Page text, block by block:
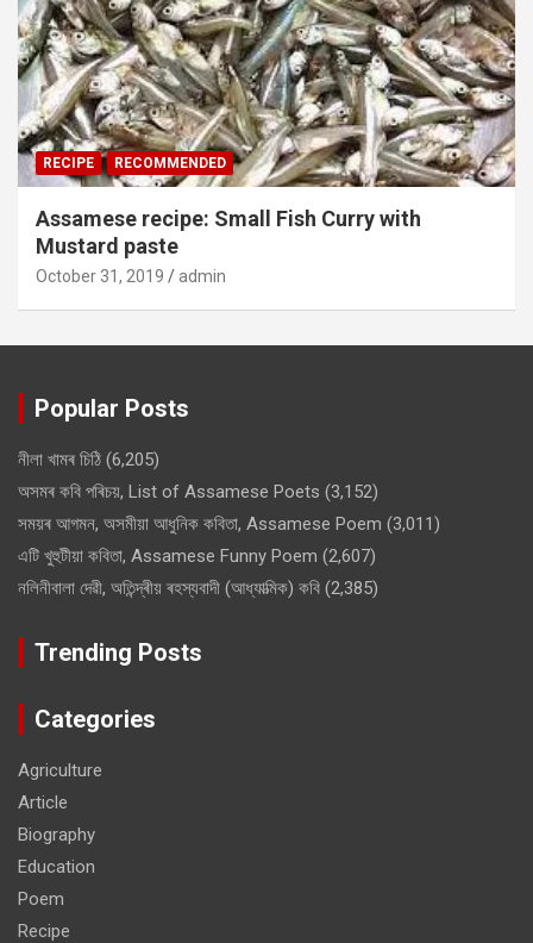
RECIPE RECOMMENDED
Assamese recipe: Small Fish Curry with
Mustard paste
October 31, 2019 admin
Popular Posts
নীলা খামৰ চিঠি (6,205)
অসমৰ কবি পৰিচয়, List of Assamese Poets (3,152)
সময়ৰ আগমন, অসমীয়া আধুনিক কবিতা, Assamese Poem (3,011)
এটি খুহুটীয়া কবিতা, Assamese Funny Poem (2,607)
নলিনীবালা দেৱী, অতিন্দ্ৰীয় ৰহস্যবাদী (আধ্যাত্মিক) কবি (2,385)
Trending Posts
Categories
Agriculture
Article
Biography
Education
Poem
Recipe